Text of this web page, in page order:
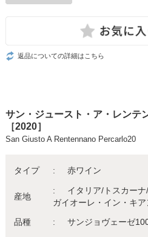
返品についての詳細はこちら
サン・ジュースト・ア・レンテ
［2020］
San Giusto A Rentennano Percarlo20
タイプ 赤ワイン
産地
イタリア/トスカー
ガイオーレ・イン・キア
品種
サンジョヴェーゼ